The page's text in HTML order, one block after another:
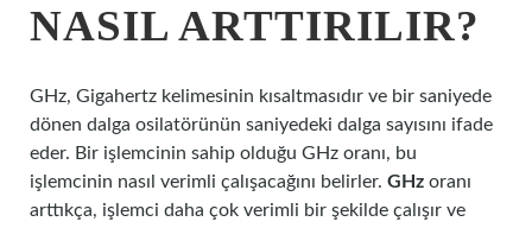
NASIL ARTTIRILIR?
GHz, Gigahertz kelimesinin kısaltmasıdır ve bir saniyede
dönen dalga osilatörünün saniyedeki dalga sayısını ifade
eder. Bir işlemcinin sahip olduğu GHz oranı, bu
işlemcinin nasıl verimli çalışacağını belirler. GHz oranı
arttıkça, işlemci daha çok verimli bir şekilde çalışır ve